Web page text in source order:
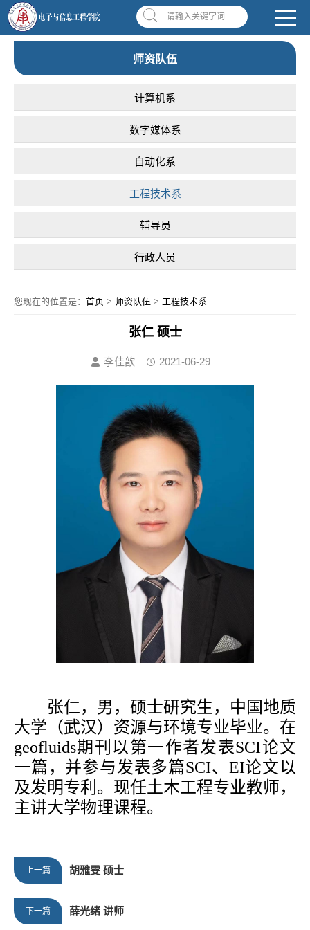
南昌应用技术师范学院，助你圆梦! 学校首页| OA系统 违反师德举报信箱
请输入关键字词
师资队伍
计算机系
数字媒体系
自动化系
工程技术系
辅导员
行政人员
您现在的位置是： 首页 > 师资队伍 > 工程技术系
张仁 硕士
李佳歆 2021-06-29
张仁， 男，硕士研究生，中国地质
大学（武汉）资源与环境专业毕业。在
geofluids期刊以第一作者发表SCI论文
一篇，并参与发表多篇SCI、EI论文以
及发明专利。现任土木工程专业教师，
主讲大学物理课程。
上一篇 胡雅雯 硕士
下一篇 薛光绪 讲师